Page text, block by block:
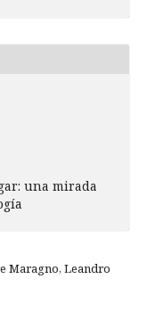
una mirada
Maragno, Leandro